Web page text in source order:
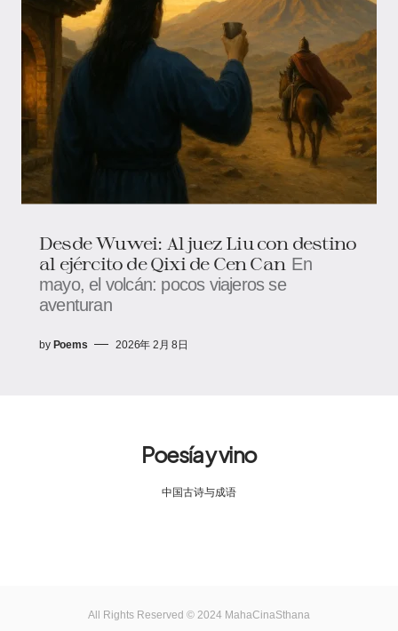
Desde Wuwei: Al juez Liu con destino
al ejército de Qixi de Cen Can En
mayo, el volcán: pocos viajeros se
aventuran
by Poems 2026年 2月 8日
Poesía y vino
中国古诗与成语
All Rights Reserved © 2024 MahaCinaSthana